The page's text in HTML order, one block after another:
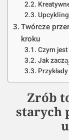
Twórcze
kroku
Czym
Jak
Zrób
starych